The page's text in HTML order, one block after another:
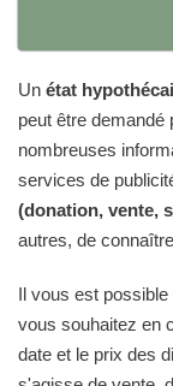
Un état
peut être demandé
nombreuses
services de
(donation, vente,
autres, de
Il vous est
vous souhaitez en
date et le prix des